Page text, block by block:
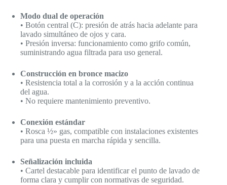
Modo dual de operación
• Botón central (C): presión de atrás hacia adelante para
lavado simultáneo de ojos y cara.
• Presión inversa: funcionamiento como grifo común,
suministrando agua filtrada para uso general.
Construcción en bronce macizo
• Resistencia total a la corrosión y a la acción continua
del agua.
• No requiere mantenimiento preventivo.
Conexión estándar
• Rosca ½» gas, compatible con instalaciones existentes
para una puesta en marcha rápida y sencilla.
Señalización incluida
• Cartel destacable para identificar el punto de lavado de
forma clara y cumplir con normativas de seguridad.